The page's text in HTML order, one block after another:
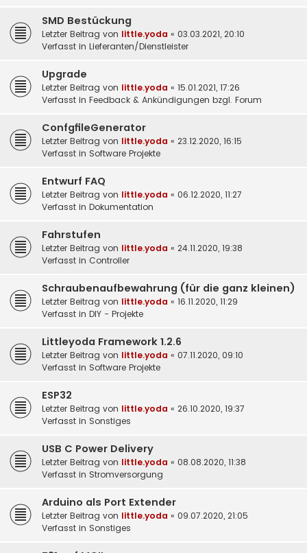
SMD Bestückung
Letzter Beitrag von little.yoda « 03.03.2021, 20:10
Verfasst in Lieferanten/Dienstleister
Upgrade
Letzter Beitrag von little.yoda « 15.01.2021, 17:26
Verfasst in Feedback & Ankündigungen bzgl. Forum
ConfgfileGenerator
Letzter Beitrag von little.yoda « 23.12.2020, 16:15
Verfasst in Software Projekte
Entwurf FAQ
Letzter Beitrag von little.yoda « 06.12.2020, 11:27
Verfasst in Dokumentation
Fahrstufen
Letzter Beitrag von little.yoda « 24.11.2020, 19:38
Verfasst in Controller
Schraubenaufbewahrung (für die ganz kleinen)
Letzter Beitrag von little.yoda « 16.11.2020, 11:29
Verfasst in DIY - Projekte
Littleyoda Framework 1.2.6
Letzter Beitrag von little.yoda « 07.11.2020, 09:10
Verfasst in Software Projekte
ESP32
Letzter Beitrag von little.yoda « 26.10.2020, 19:37
Verfasst in Sonstiges
USB C Power Delivery
Letzter Beitrag von little.yoda « 08.08.2020, 11:38
Verfasst in Stromversorgung
Arduino als Port Extender
Letzter Beitrag von little.yoda « 09.07.2020, 21:05
Verfasst in Sonstiges